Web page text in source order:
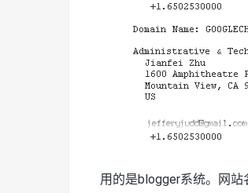
用的是blogger系统。网站